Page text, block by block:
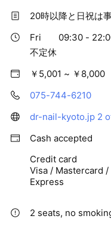
20時以降と日祝は
Fri
09:30 -
不定休
￥5,001 ~ ￥8,000
075-744-6210
dr-nail-kyoto.jp 2
Cash accepted
Credit card
Visa / Mastercard
Express
2 seats, no